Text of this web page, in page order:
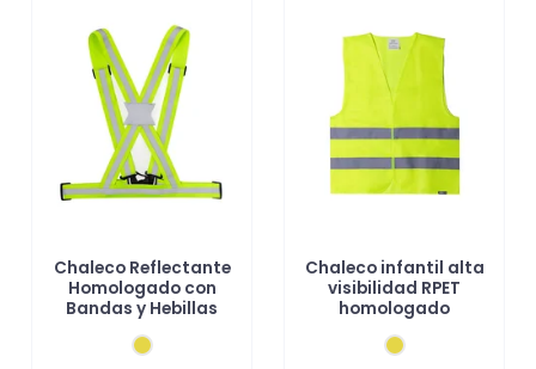
Chaleco Reflectante
Homologado con
Bandas y Hebillas
Chaleco infantil alta
visibilidad RPET
homologado